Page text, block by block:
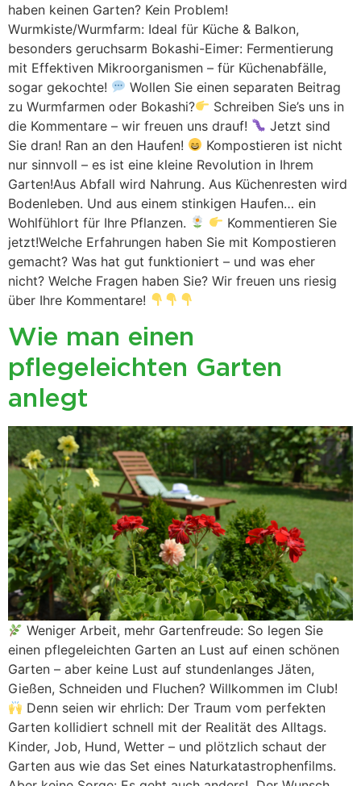
haben keinen Garten? Kein Problem!
Wurmkiste/Wurmfarm: Ideal für Küche & Balkon,
besonders geruchsarm Bokashi-Eimer: Fermentierung
mit Effektiven Mikroorganismen – für Küchenabfälle,
sogar gekochte!
Wollen Sie einen separaten Beitrag
zu Wurmfarmen oder Bokashi?
Schreiben Sie’s uns in
die Kommentare – wir freuen uns drauf!
Jetzt sind
Sie dran! Ran an den Haufen!
Kompostieren ist nicht
nur sinnvoll – es ist eine kleine Revolution in Ihrem
Garten!Aus Abfall wird Nahrung. Aus Küchenresten wird
Bodenleben. Und aus einem stinkigen Haufen… ein
Wohlfühlort für Ihre Pflanzen.
Kommentieren Sie
jetzt!Welche Erfahrungen haben Sie mit Kompostieren
gemacht? Was hat gut funktioniert – und was eher
nicht? Welche Fragen haben Sie? Wir freuen uns riesig
über Ihre Kommentare!
Wie man einen
pflegeleichten Garten
anlegt
Weniger Arbeit, mehr Gartenfreude: So legen Sie
einen pflegeleichten Garten an Lust auf einen schönen
Garten – aber keine Lust auf stundenlanges Jäten,
Gießen, Schneiden und Fluchen? Willkommen im Club!
Denn seien wir ehrlich: Der Traum vom perfekten
Garten kollidiert schnell mit der Realität des Alltags.
Kinder, Job, Hund, Wetter – und plötzlich schaut der
Garten aus wie das Set eines Naturkatastrophenfilms.